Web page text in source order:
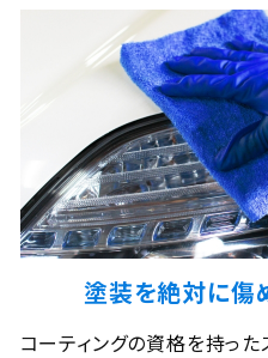
塗装を絶対に傷
コーティングの資格を持った